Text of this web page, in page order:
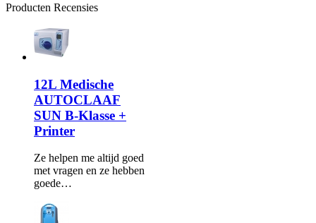
Producten Recensies
12L Medische
AUTOCLAAF
SUN B-Klasse +
Printer
Ze helpen me altijd goed
met vragen en ze hebben
goede…